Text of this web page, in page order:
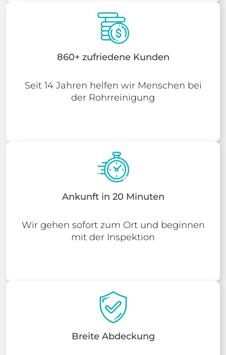
860+ zufriedene Kunden
Seit 14 Jahren helfen wir Menschen bei
der Rohrreinigung
Ankunft in 20 Minuten
Wir gehen sofort zum Ort und beginnen
mit der Inspektion
Breite Abdeckung